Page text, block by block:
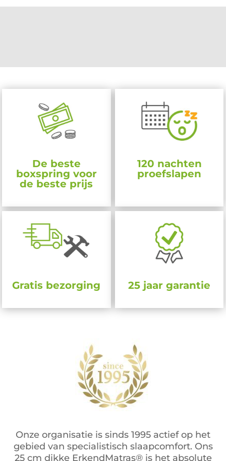
De beste
boxspring voor
de beste prijs
120 nachten
proefslapen
Gratis bezorging 25 jaar garantie
Onze organisatie is sinds 1995 actief op het
gebied van specialistisch slaapcomfort. Ons
25 cm dikke ErkendMatras® is het absolute